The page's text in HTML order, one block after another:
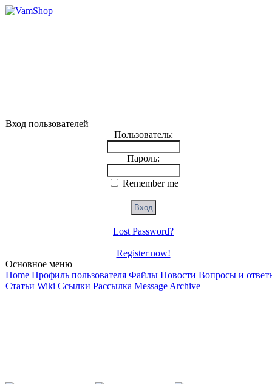
Вход пользователей
Пользователь:
Пароль:
Remember me
Lost Password?
Register now!
Основное меню
Home Профиль пользователя Файлы Новости Вопросы и
Статьи Wiki Ссылки Рассылка Message Archive